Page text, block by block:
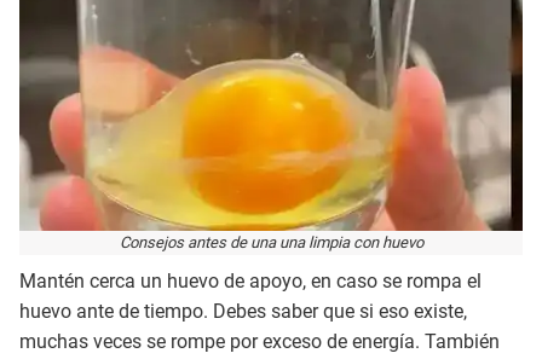
Consejos antes de una una limpia con huevo
Mantén cerca un huevo de apoyo, en caso se rompa el
huevo ante de tiempo. Debes saber que si eso existe,
muchas veces se rompe por exceso de energía. También